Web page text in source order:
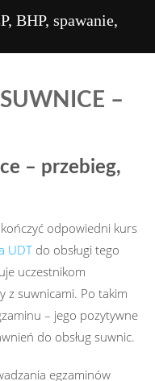
–
– przebieg,
odpowiedni kurs
UDT do obsługi tego
uczestnikom
z suwnicami. Po takim
– jego pozytywne
do obsług suwnic.
egzaminów
BHP, spawanie,